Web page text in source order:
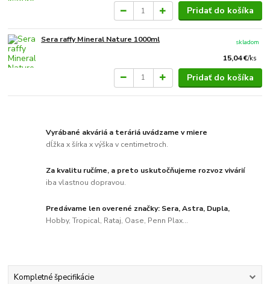
Pridať do košíka
Sera raffy Mineral Nature 1000ml
15,04 €/ks
skladom
Pridať do košíka
Vyrábané akváriá a teráriá uvádzame v miere
dĺžka x šírka x výška v centimetroch.
Za kvalitu ručíme, a preto uskutočňujeme rozvoz vivárií
iba vlastnou dopravou.
Predávame len overené značky: Sera, Astra, Dupla,
Hobby, Tropical, Rataj, Oase, Penn Plax...
Kompletné špecifikácie